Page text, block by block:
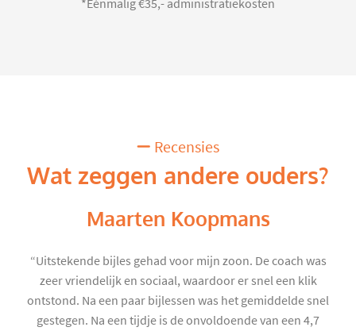
*Eénmalig €35,- administratiekosten
Recensies
Wat zeggen andere ouders?
Maarten Koopmans
“Uitstekende bijles gehad voor mijn zoon. De coach was
zeer vriendelijk en sociaal, waardoor er snel een klik
ontstond. Na een paar bijlessen was het gemiddelde snel
gestegen. Na een tijdje is de onvoldoende van een 4,7